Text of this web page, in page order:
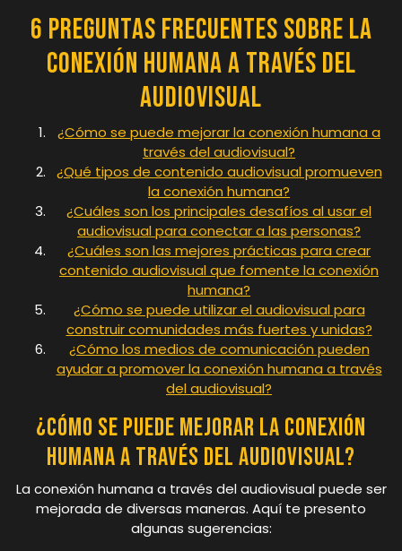
6 Preguntas Frecuentes sobre la
Conexión Humana a través del
Audiovisual
¿Cómo se puede mejorar la conexión humana a
través del audiovisual?
¿Qué tipos de contenido audiovisual promueven
la conexión humana?
¿Cuáles son los principales desafíos al usar el
audiovisual para conectar a las personas?
¿Cuáles son las mejores prácticas para crear
contenido audiovisual que fomente la conexión
humana?
¿Cómo se puede utilizar el audiovisual para
construir comunidades más fuertes y unidas?
¿Cómo los medios de comunicación pueden
ayudar a promover la conexión humana a través
del audiovisual?
¿Cómo se puede mejorar la conexión
humana a través del audiovisual?
La conexión humana a través del audiovisual puede ser
mejorada de diversas maneras. Aquí te presento
algunas sugerencias: